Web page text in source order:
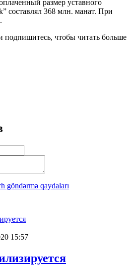
размер уставного
составлял 368 млн. манат. При
подпишитесь, чтобы читать больше
göndərmə qaydaları
15:57